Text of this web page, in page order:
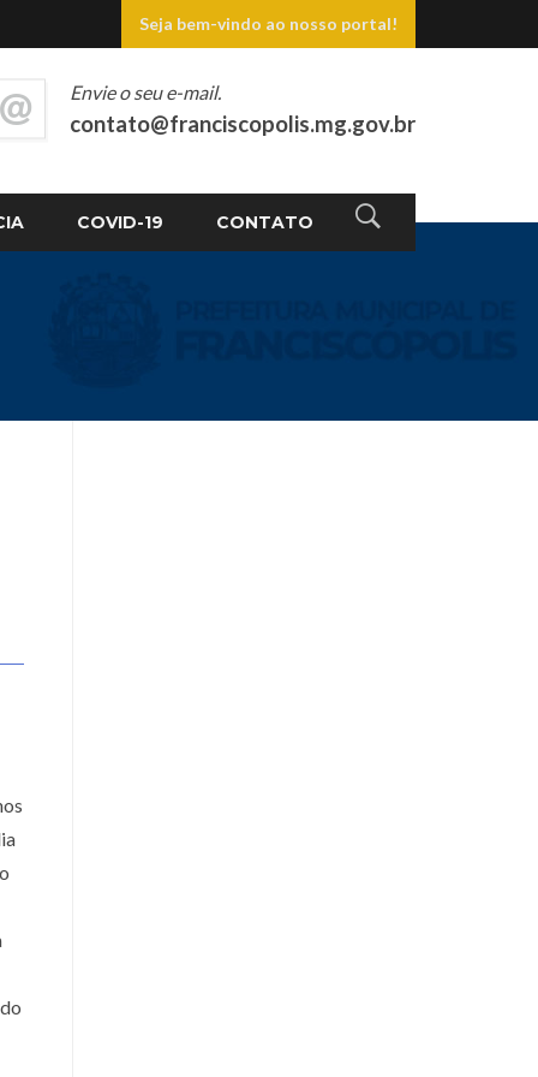
Seja bem-vindo ao nosso portal!
COVID-19 CONTATO
Envie o seu e-mail.
contato@franciscopolis.mg.gov.br